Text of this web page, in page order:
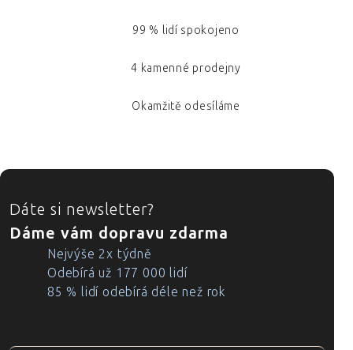
99 % lidí spokojeno
4 kamenné prodejny
Okamžitě odesíláme
ZÁPATÍ
Dáte si newsletter?
Dáme vám dopravu zdarma
Nejvýše 2x týdně
Odebírá už 177 000 lidí
85 % lidí odebírá déle než rok